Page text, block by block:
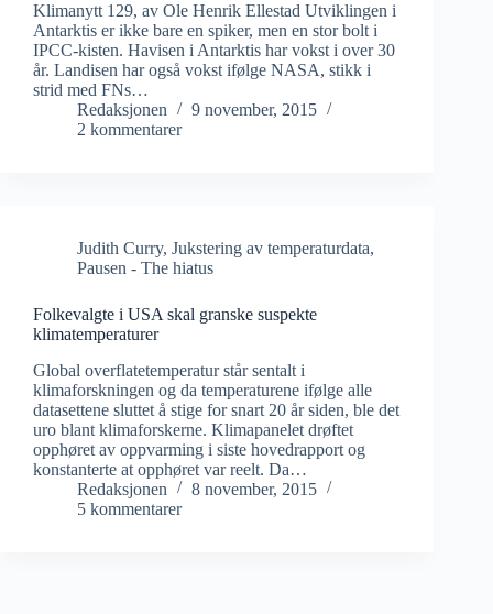
Klimanytt 129, av Ole Henrik Ellestad Utviklingen i
Antarktis er ikke bare en spiker, men en stor bolt i
IPCC-kisten. Havisen i Antarktis har vokst i over 30
år. Landisen har også vokst ifølge NASA, stikk i
strid med FNs…
Redaksjonen
9 november, 2015
2 kommentarer
Judith Curry, Jukstering av temperaturdata,
Pausen - The hiatus
Folkevalgte i USA skal granske suspekte
klimatemperaturer
Global overflatetemperatur står sentalt i
klimaforskningen og da temperaturene ifølge alle
datasettene sluttet å stige for snart 20 år siden, ble det
uro blant klimaforskerne. Klimapanelet drøftet
opphøret av oppvarming i siste hovedrapport og
konstanterte at opphøret var reelt. Da…
Redaksjonen
8 november, 2015
5 kommentarer